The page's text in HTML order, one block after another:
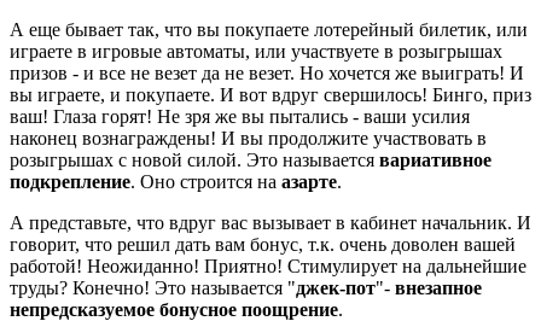
А еще бывает так, что вы покупаете лотерейный билетик, или
играете в игровые автоматы, или участвуете в розыгрышах
призов - и все не везет да не везет. Но хочется же выиграть! И
вы играете, и покупаете. И вот вдруг свершилось! Бинго, приз
ваш! Глаза горят! Не зря же вы пытались - ваши усилия
наконец вознаграждены! И вы продолжите участвовать в
розыгрышах с новой силой. Это называется вариативное
подкрепление. Оно строится на азарте.
А представьте, что вдруг вас вызывает в кабинет начальник. И
говорит, что решил дать вам бонус, т.к. очень доволен вашей
работой! Неожиданно! Приятно! Стимулирует на дальнейшие
труды? Конечно! Это называется "джек-пот"- внезапное
непредсказуемое бонусное поощрение.